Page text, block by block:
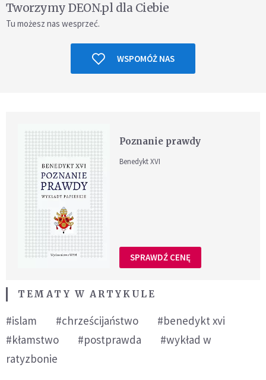
Tworzymy DEON.pl dla Ciebie
Tu możesz nas wesprzeć.
WSPOMÓŻ NAS
Poznanie prawdy
Benedykt XVI
SPRAWDŹ CENĘ
TEMATY W ARTYKULE
#islam #chrześcijaństwo
#benedykt xvi
#kłamstwo
#postprawda
#wykład w
ratyzbonie